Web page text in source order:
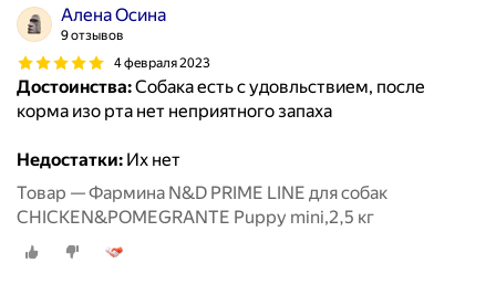
Алена Осина
9 отзывов
4 февраля 2023
Достоинства:Собака есть с удовльствием, после
корма изо рта нет неприятного запаха
Недостатки: Их нет
Товар — Фармина N&D PRIME LINE для собак
CHICKEN&POMEGRANTE Puppy mini,2,5 кг